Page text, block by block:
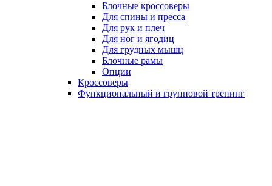
Блочные кроссоверы
Для спины и пресса
Для рук и плеч
Для ног и ягодиц
Для грудных мышц
Блочные рамы
Опции
Кроссоверы
Функциональный и групповой тренинг